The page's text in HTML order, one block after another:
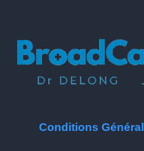
Conditions